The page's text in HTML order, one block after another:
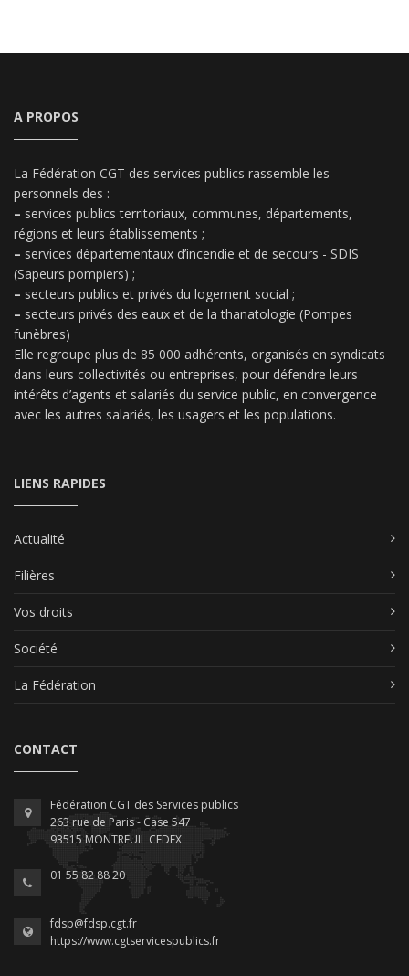
A PROPOS
La Fédération CGT des services publics rassemble les
personnels des :
– services publics territoriaux, communes, départements,
régions et leurs établissements ;
– services départementaux d’incendie et de secours - SDIS
(Sapeurs pompiers) ;
– secteurs publics et privés du logement social ;
– secteurs privés des eaux et de la thanatologie (Pompes
funèbres)
Elle regroupe plus de 85 000 adhérents, organisés en syndicats
dans leurs collectivités ou entreprises, pour défendre leurs
intérêts d’agents et salariés du service public, en convergence
avec les autres salariés, les usagers et les populations.
LIENS RAPIDES
Actualité
Filières
Vos droits
Société
La Fédération
CONTACT
Fédération CGT des Services publics
263 rue de Paris - Case 547
93515 MONTREUIL CEDEX
01 55 82 88 20
fdsp@fdsp.cgt.fr
https://www.cgtservicespublics.fr